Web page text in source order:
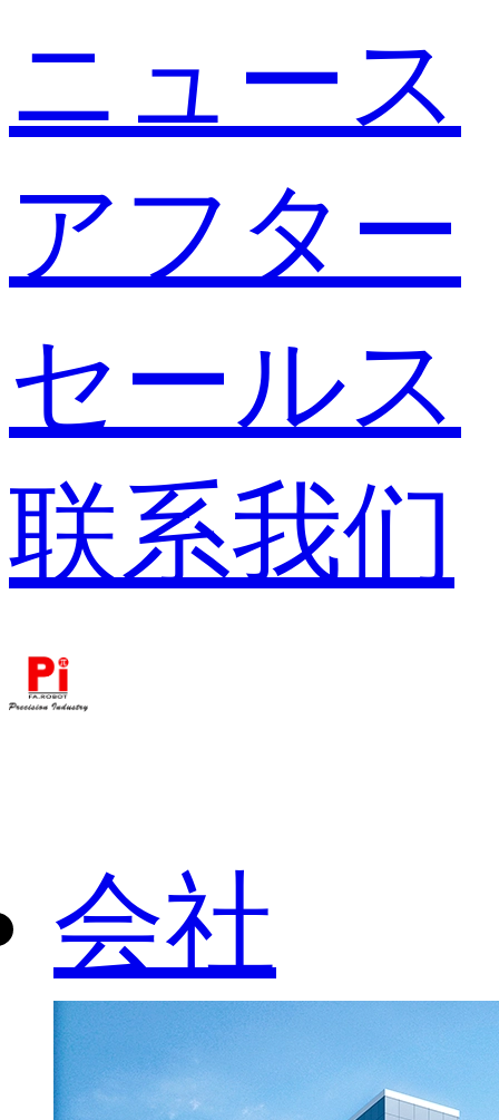
ニュース
アフター
セールス
联系我们
会社